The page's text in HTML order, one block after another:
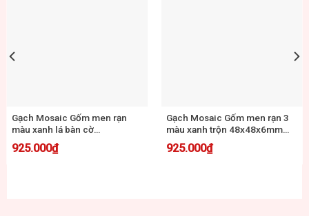
Gạch Mosaic Gốm men rạn
xanh đậm 48x48x6mm MG48-
1
925.000₫
Gạch Mosaic Gốm men rạn
xanh trung tính 48x48x6mm
MG48-2
925.000₫